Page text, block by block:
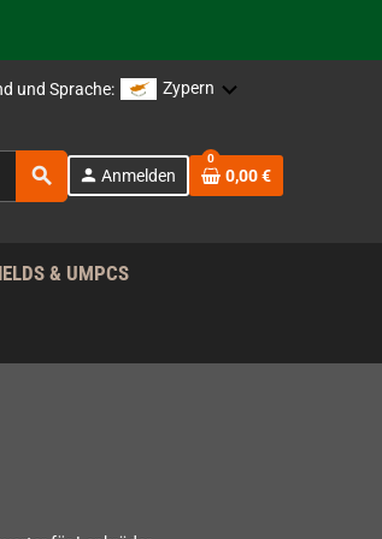
und Sprache: Zypern
search person Anmelden
0
0,00 €
& UMPCS